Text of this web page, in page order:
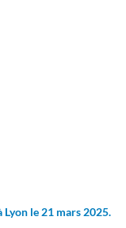
le 21 mars 2025.